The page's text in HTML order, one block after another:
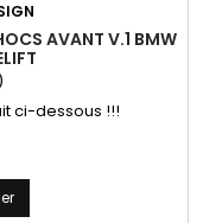
AVANT V.1 BMW
ci-dessous !!!